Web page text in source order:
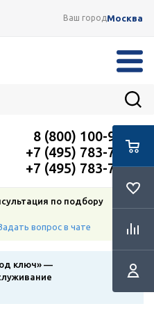
Ваш городМосква
8 (800) 100-91-12
+7 (495) 783-72-87
+7 (495) 783-72-87
по подбору
вопрос в чате
ключ» —